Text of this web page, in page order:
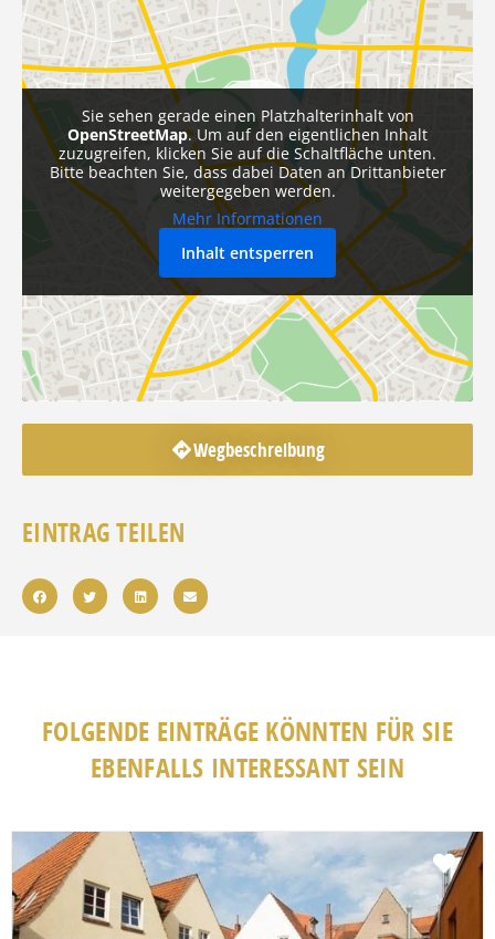
Sie sehen gerade einen Platzhalterinhalt von
OpenStreetMap. Um auf den eigentlichen Inhalt
zuzugreifen, klicken Sie auf die Schaltfläche unten.
Bitte beachten Sie, dass dabei Daten an Drittanbieter
weitergegeben werden.
Mehr Informationen
Inhalt entsperren
Wegbeschreibung
EINTRAG TEILEN
FOLGENDE EINTRÄGE KÖNNTEN FÜR SIE
EBENFALLS INTERESSANT SEIN